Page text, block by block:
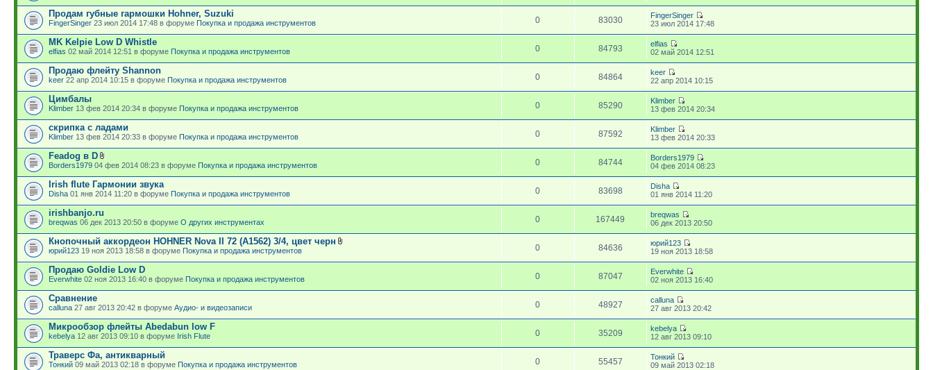
Продам губные гармошки Hohner, Suzuki
FingerSinger 23 июл 2014 17:48 в форуме Покупка и продажа инструментов 0 83030
FingerSinger
23 июл 2014 17:48
MK Kelpie Low D Whistle
elfias 02 май 2014 12:51 в форуме Покупка и продажа инструментов 0 84793
elfias
02 май 2014 12:51
Продаю флейту Shannon
keer 22 апр 2014 10:15 в форуме Покупка и продажа инструментов 0 84864
keer
22 апр 2014 10:15
Цимбалы
Klimber 13 фев 2014 20:34 в форуме Покупка и продажа инструментов 0 85290
Klimber
13 фев 2014 20:34
скрипка с ладами
Klimber 13 фев 2014 20:33 в форуме Покупка и продажа инструментов 0 87592
Klimber
13 фев 2014 20:33
Feadog в D
Borders1979 04 фев 2014 08:23 в форуме Покупка и продажа инструментов 0 84744
Borders1979
04 фев 2014 08:23
Irish flute Гармонии звука
Disha 01 янв 2014 11:20 в форуме Покупка и продажа инструментов 0 83698
Disha
01 янв 2014 11:20
irishbanjo.ru
breqwas 06 дек 2013 20:50 в форуме О других инструментах 0 167449
breqwas
06 дек 2013 20:50
Кнопочный аккордеон HOHNER Nova II 72 (A1562) 3/4, цвет черн
юрий123 19 ноя 2013 18:58 в форуме Покупка и продажа инструментов 0 84636
юрий123
19 ноя 2013 18:58
Продаю Goldie Low D
Everwhite 02 ноя 2013 16:40 в форуме Покупка и продажа инструментов 0 87047
Everwhite
02 ноя 2013 16:40
Сравнение
calluna 27 авг 2013 20:42 в форуме Аудио- и видеозаписи 0 48927
calluna
27 авг 2013 20:42
Микрообзор флейты Abedabun low F
kebelya 12 авг 2013 09:10 в форуме Irish Flute 0 35209
kebelya
12 авг 2013 09:10
Траверс Фа, антикварный
Тонкий 09 май 2013 02:18 в форуме Покупка и продажа инструментов 0 55457
Тонкий
09 май 2013 02:18